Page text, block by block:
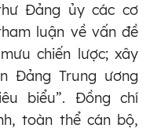
Đảng ủy các cơ
luận về vấn đề
chiến lược; xây
Đảng Trung ương
biểu”. Đồng chí
toàn thể cán bộ,